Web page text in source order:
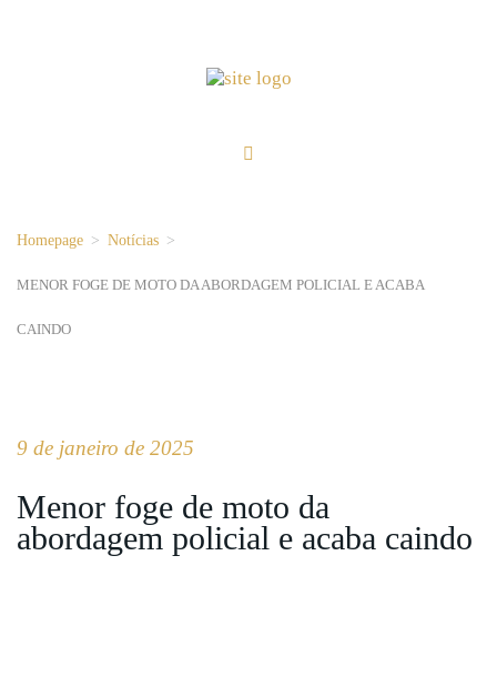
Homepage > Notícias >
MENOR FOGE DE MOTO DA ABORDAGEM POLICIAL E ACABA
CAINDO
9 de janeiro de 2025
Menor foge de moto da
abordagem policial e acaba caindo